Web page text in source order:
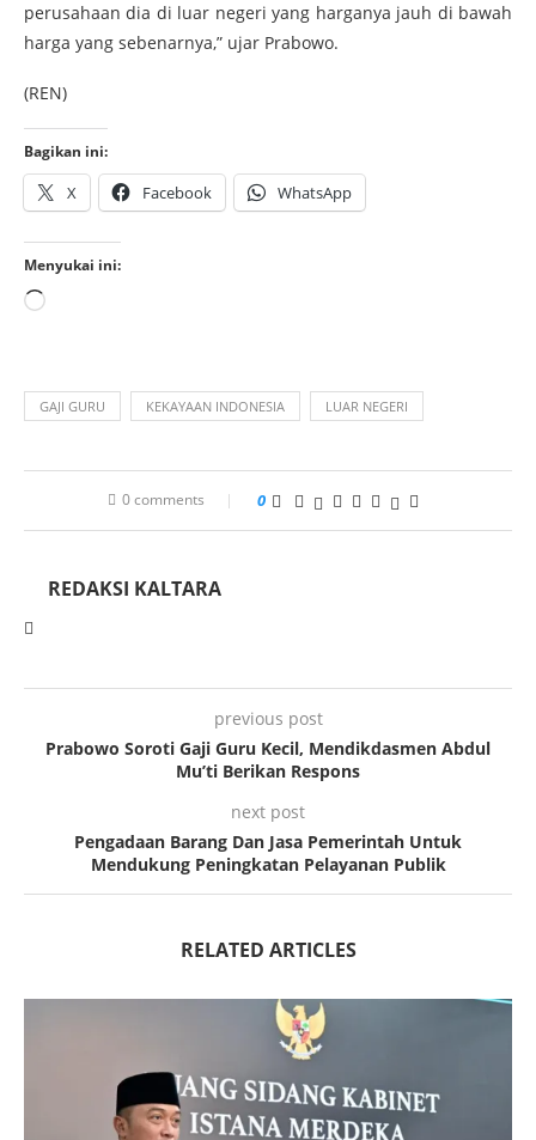
perusahaan dia di luar negeri yang harganya jauh di bawah
harga yang sebenarnya,” ujar Prabowo.
(REN)
Bagikan ini:
X Facebook WhatsApp
Menyukai ini:
GAJI GURU KEKAYAAN INDONESIA LUAR NEGERI
0 comments 0
REDAKSI KALTARA
previous post
Prabowo Soroti Gaji Guru Kecil, Mendikdasmen Abdul
Mu’ti Berikan Respons
next post
Pengadaan Barang Dan Jasa Pemerintah Untuk
Mendukung Peningkatan Pelayanan Publik
RELATED ARTICLES